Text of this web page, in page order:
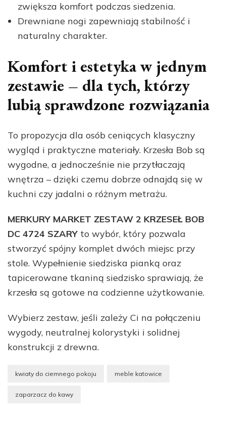
zwiększa komfort podczas siedzenia.
Drewniane nogi zapewniają stabilność i
naturalny charakter.
Komfort i estetyka w jednym
zestawie – dla tych, którzy
lubią sprawdzone rozwiązania
To propozycja dla osób ceniących klasyczny
wygląd i praktyczne materiały. Krzesła Bob są
wygodne, a jednocześnie nie przytłaczają
wnętrza – dzięki czemu dobrze odnajdą się w
kuchni czy jadalni o różnym metrażu.
MERKURY MARKET ZESTAW 2 KRZESEŁ BOB
DC 4724 SZARY to wybór, który pozwala
stworzyć spójny komplet dwóch miejsc przy
stole. Wypełnienie siedziska pianką oraz
tapicerowane tkaniną siedzisko sprawiają, że
krzesła są gotowe na codzienne użytkowanie.
Wybierz zestaw, jeśli zależy Ci na połączeniu
wygody, neutralnej kolorystyki i solidnej
konstrukcji z drewna.
kwiaty do ciemnego pokoju meble katowice
zaparzacz do kawy